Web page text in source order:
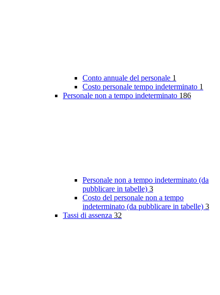
Conto annuale del personale 1
Costo personale tempo indeterminato 1
Personale non a tempo indeterminato 186
Personale non a tempo indeterminato (da
pubblicare in tabelle) 3
Costo del personale non a tempo
indeterminato (da pubblicare in tabelle) 3
Tassi di assenza 32